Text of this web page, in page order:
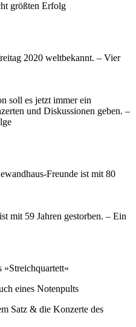
größten Erfolg
2020 weltbekannt. – Vier
soll es jetzt immer ein
und Diskussionen geben. –
Freunde ist mit 80
mit 59 Jahren gestorben. – Ein
eines Notenpults
Satz & die Konzerte des